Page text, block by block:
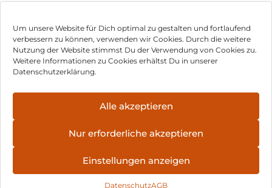
Um unsere Website für Dich optimal zu gestalten und fortlaufend
verbessern zu können, verwenden wir Cookies. Durch die weitere
Nutzung der Website stimmst Du der Verwendung von Cookies zu.
Weitere Informationen zu Cookies erhältst Du in unserer
Datenschutzerklärung.
Alle akzeptieren
Nur erforderliche akzeptieren
Einstellungen anzeigen
DatenschutzAGB
Impressum
Hinweis zur Batterieentsorgung
Newsletter